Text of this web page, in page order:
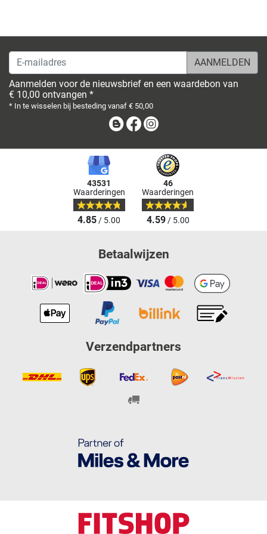
E-mailadres
Aanmelden voor de nieuwsbrief en een waardebon van
€ 10,00 ontvangen *
* In te wisselen bij besteding vanaf € 50,00
BlogFacebook
43531
Waarderingen
4.85/ 5.00
46
Waarderingen
4.59/ 5.00
Betaalwijzen
Verzendpartners